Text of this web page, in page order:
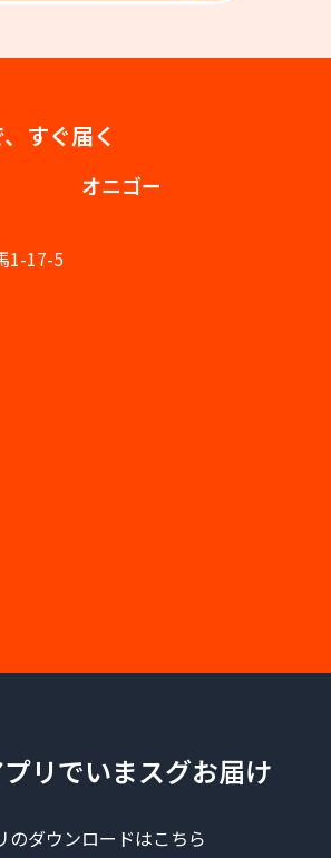
すぐ届く
オニゴー
1-17-5
リでいまスグお届け
のダウンロードはこちら